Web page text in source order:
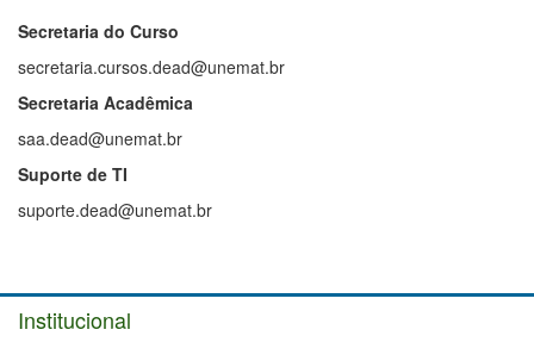
Secretaria do Curso
secretaria.cursos.dead@unemat.br
Secretaria Acadêmica
saa.dead@unemat.br
Suporte de TI
suporte.dead@unemat.br
Institucional